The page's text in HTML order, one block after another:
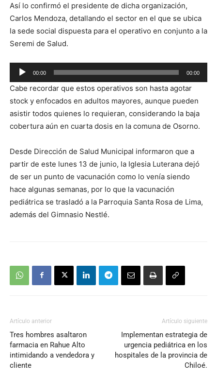
Así lo confirmó el presidente de dicha organización,
Carlos Mendoza, detallando el sector en el que se ubica
la sede social dispuesta para el operativo en conjunto a la
Seremi de Salud.
Reproductor
de
audio
00:00 00:00
Cabe recordar que estos operativos son hasta agotar
stock y enfocados en adultos mayores, aunque pueden
asistir todos quienes lo requieran, considerando la baja
cobertura aún en cuarta dosis en la comuna de Osorno.
Desde Dirección de Salud Municipal informaron que a
partir de este lunes 13 de junio, la Iglesia Luterana dejó
de ser un punto de vacunación como lo venía siendo
hace algunas semanas, por lo que la vacunación
pediátrica se trasladó a la Parroquia Santa Rosa de Lima,
además del Gimnasio Nestlé.
Artículo anterior
Tres hombres asaltaron
farmacia en Rahue Alto
intimidando a vendedora y
cliente
Artículo siguiente
Implementan estrategia de
urgencia pediátrica en los
hospitales de la provincia de
Chiloé.